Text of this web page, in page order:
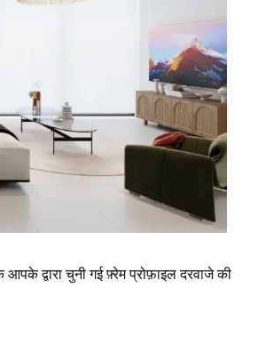
द्वारा चुनी गई फ़्रेम प्रोफ़ाइल दरवाजे की